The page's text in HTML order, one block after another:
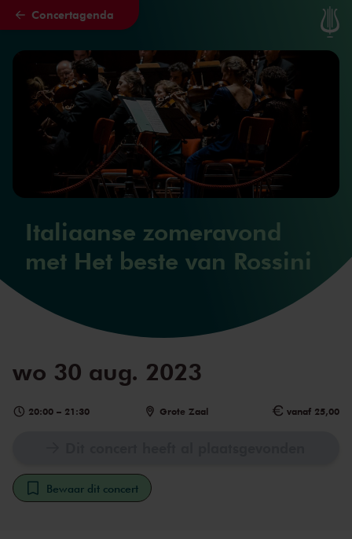
Naar hoofdcontent
Concertagenda
Italiaanse zomeravond
met Het beste van Rossini
wo 30 aug. 2023
20:00 – 21:30 Grote Zaal vanaf 25,00
Bewaar dit concert